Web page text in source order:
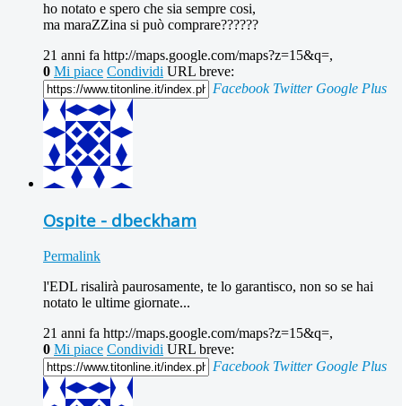
ho notato e spero che sia sempre cosi,
ma maraZZina si può comprare??????
21 anni fa http://maps.google.com/maps?z=15&q=,
0 Mi piace Condividi URL breve:
Facebook Twitter Google Plus
Ospite - dbeckham
Permalink
l'EDL risalirà paurosamente, te lo garantisco, non so se hai
notato le ultime giornate...
21 anni fa http://maps.google.com/maps?z=15&q=,
0 Mi piace Condividi URL breve:
Facebook Twitter Google Plus